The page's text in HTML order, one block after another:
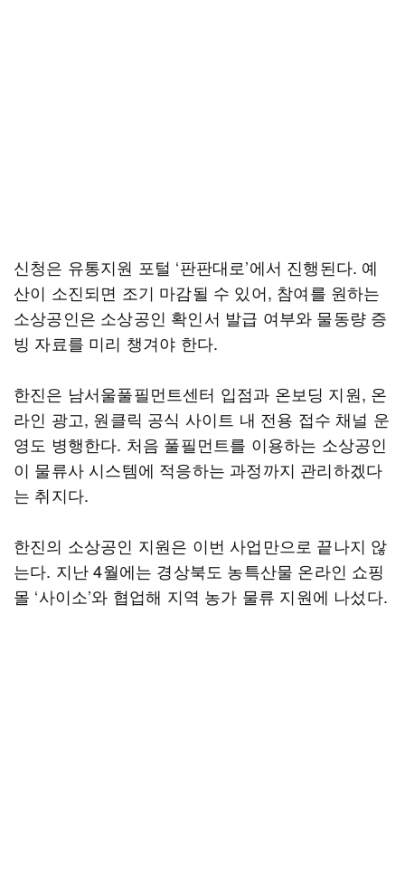
신청은 유통지원 포털 ‘판판대로’에서 진행된다. 예
산이 소진되면 조기 마감될 수 있어, 참여를 원하는
소상공인은 소상공인 확인서 발급 여부와 물동량 증
빙 자료를 미리 챙겨야 한다.
한진은 남서울풀필먼트센터 입점과 온보딩 지원, 온
라인 광고, 원클릭 공식 사이트 내 전용 접수 채널 운
영도 병행한다. 처음 풀필먼트를 이용하는 소상공인
이 물류사 시스템에 적응하는 과정까지 관리하겠다
는 취지다.
한진의 소상공인 지원은 이번 사업만으로 끝나지 않
는다. 지난 4월에는 경상북도 농특산물 온라인 쇼핑
몰 ‘사이소’와 협업해 지역 농가 물류 지원에 나섰다.